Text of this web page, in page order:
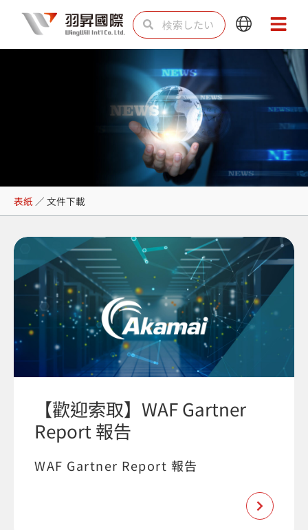
を
検
索 索
Main
Menu
Main
Menu
文件下載
表紙 ／ 文件下載
【歡迎索取】WAF Gartner
Report 報告
WAF Gartner Report 報告